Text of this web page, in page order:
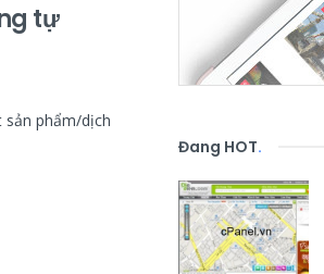
tự
sản phẩm/dịch
Đang HOT.